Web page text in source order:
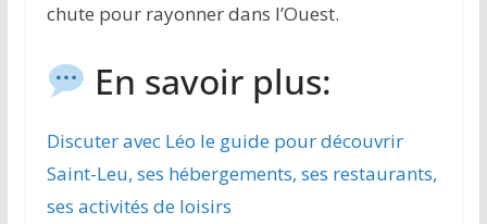
chute pour rayonner dans l’Ouest.
En savoir plus:
Discuter avec Léo le guide pour découvrir
Saint-Leu, ses hébergements, ses restaurants,
ses activités de loisirs